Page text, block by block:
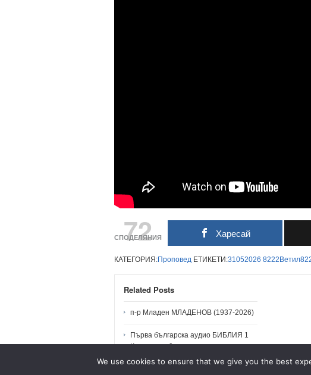
72
СПОДЕЛЯНИЯ Харесай
КАТЕГОРИЯ:Проповед ЕТИКЕТИ:31052026
Related Posts
п-р Младен МЛАДЕНОВ (1937-2026)
Първа българска аудио БИБЛИЯ 1
Коринтяни 9
п-р МЛАДЕН: Проповеди и Послания
We use cookies to ensure that we give you the best